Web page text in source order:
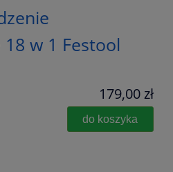
w 1 Festool
179,00 zł
do koszyka